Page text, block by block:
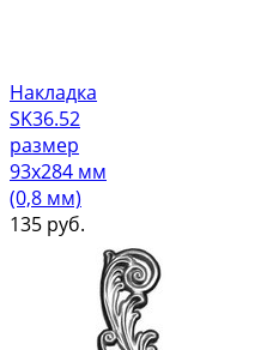
Накладка
SK36.52
размер
93х284 мм
(0,8 мм)
135 руб.